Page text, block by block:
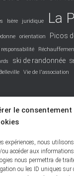
le consentement
expériences, nous
accéder aux
nous permettra de
ou les ID uniques sur
Isère juridique La
orientation Picos
responsabilité
ski de randonnée
Vie de l'association
PROTECTION DES
DES COOKIES –
| Développé par